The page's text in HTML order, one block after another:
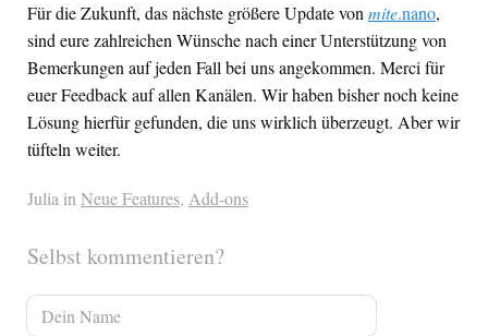
Für die Zukunft, das nächste größere Update vonmite.nano,
sind eure zahlreichen Wünsche nach einer Unterstützung von
Bemerkungen auf jeden Fall bei uns angekommen. Merci für
euer Feedback auf allen Kanälen. Wir haben bisher noch keine
Lösung hierfür gefunden, die uns wirklich überzeugt. Aber wir
tüfteln weiter.
Julia inNeue Features, Add-ons
Selbst kommentieren?